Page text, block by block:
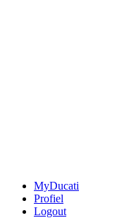
MyDucati
Profiel
Logout